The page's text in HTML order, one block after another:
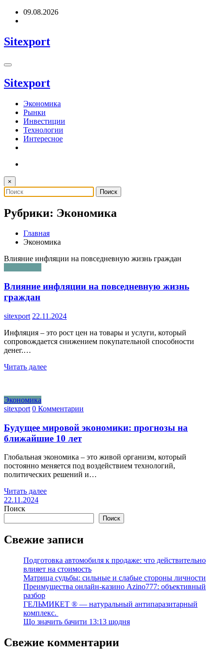
Перейти09.08.2026
Sitexport
Sitexport
Экономика
Рынки
Инвестиции
Технологии
Интересное
×
Рубрики: Экономика
Главная
Экономика
Влияние инфляции на повседневную жизнь граждан
Влияние инфляции на повседневную жизнь
граждан
sitexport 22.11.2024
Инфляция – это рост цен на товары и услуги, который
сопровождается снижением покупательной способности
денег.…
Читать далее
Экономика
sitexport 0 Комментарии
Будущее мировой экономики: прогнозы на
ближайшие 10 лет
Глобальная экономика – это живой организм, который
постоянно меняется под воздействием технологий,
политических решений и…
Читать далее
22.11.2024
Поиск
Поиск
Свежие записи
Подготовка автомобиля к продаже: что действительно
влияет на стоимость
Матрица судьбы: сильные и слабые стороны личности
Преимущества онлайн-казино Azino777: объективный
разбор
ГЕЛЬМИКЕТ ® — натуральный антипаразитарный
комплекс.
Що значить бачити 13:13 щодня
Свежие комментарии